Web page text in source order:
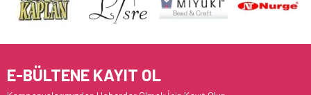
E-BÜLTENE KAYIT OL